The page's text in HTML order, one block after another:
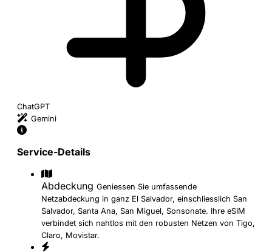
ChatGPT
Gemini
Service-Details
Abdeckung Geniessen Sie umfassende
Netzabdeckung in ganz El Salvador, einschliesslich San
Salvador, Santa Ana, San Miguel, Sonsonate. Ihre eSIM
verbindet sich nahtlos mit den robusten Netzen von Tigo,
Claro, Movistar.